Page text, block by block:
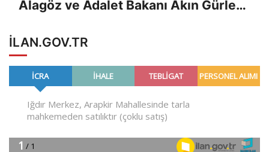
Alagöz ve Adalet Bakanı Akın Gürlek,
Pakize Güneş'i Evinde Ziyaret Etti
ILAN.GOV.TR